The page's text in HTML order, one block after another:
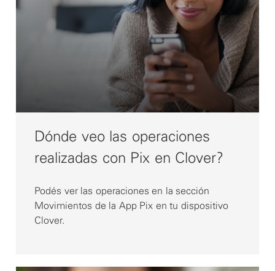
Dónde veo las operaciones
realizadas con Pix en Clover?
Podés ver las operaciones en la sección
Movimientos de la App Pix en tu dispositivo
Clover.